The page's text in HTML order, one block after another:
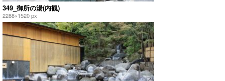
349_御所の湯(内観)
2288×1520 px